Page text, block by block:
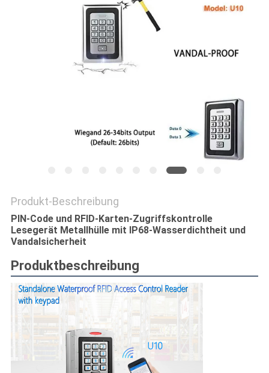
BESTIMMUNGEN
Produkt-Beschreibung
PIN-Code und RFID-Karten-Zugriffskontrolle
Lesegerät Metallhülle mit IP68-Wasserdichtheit und
Vandalsicherheit
Produktbeschreibung